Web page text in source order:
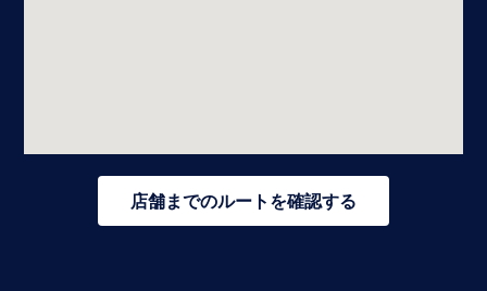
店舗までのルートを確認する